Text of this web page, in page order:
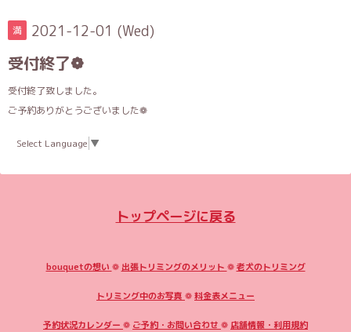
満 2021-12-01 (Wed)
受付終了❁
受付終了致しました。
ご予約ありがとうございました❁
Select Language ▼
トップページに戻る
bouquetの想い ❁ 出張トリミングのメリット ❁老犬のトリミング
トリミング中のお写真 ❁料金表メニュー
予約状況カレンダー ❁ ご予約・お問い合わせ ❁ 店舗情報・利用規約